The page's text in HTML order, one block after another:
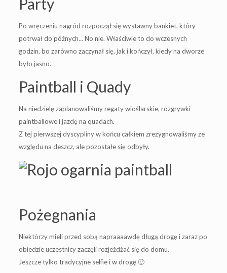
Po wręczeniu nagród rozpoczął się wystawny bankiet, który
potrwał do późnych… No nie. Właściwie to do wczesnych
godzin, bo zarówno zaczynał się, jak i kończył, kiedy na dworze
było jasno.
Paintball i Quady
Na niedzielę zaplanowaliśmy regaty wioślarskie, rozgrywki
paintballowe i jazdę na quadach.
Z tej pierwszej dyscypliny w końcu całkiem zrezygnowaliśmy ze
względu na deszcz, ale pozostałe się odbyły.
Pożegnania
Niektórzy mieli przed sobą napraaaawdę długą drogę i zaraz po
obiedzie uczestnicy zaczęli rozjeżdżać się do domu.
Jeszcze tylko tradycyjne selfie i w drogę 🙂